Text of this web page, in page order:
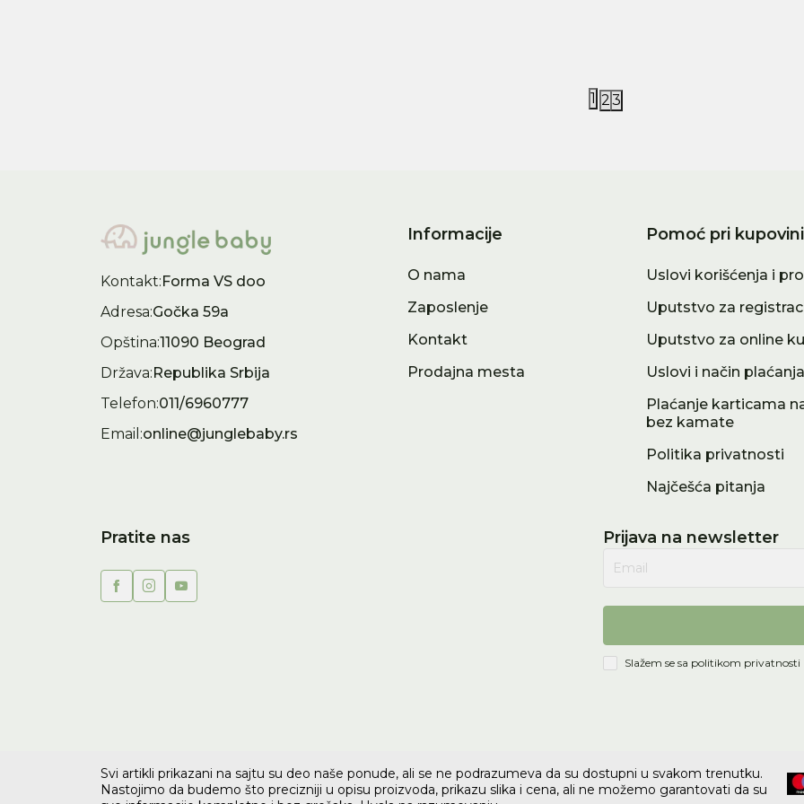
1 23
Kontakt: Forma VS doo
Adresa:Gočka 59a
Opština:11090 Beograd
Država: Republika Srbija
Telefon:011/6960777
Email:online@junglebaby.rs
Informacije
O nama
Zaposlenje
Kontakt
Prodajna mesta
Pomoć pri kupovini
Uslovi korišćenja i
Uputstvo za
Uputstvo za online
Uslovi i način plaćanja
Plaćanje karticama
bez kamate
Politika privatnosti
Najčešća pitanja
Pratite nas Prijava na newsletter
Email
Slažem se sa politikom privatnosti
Svi artikli prikazani na sajtu su deo naše ponude, ali se ne podrazumeva da su dostupni u svakom trenutku.
Nastojimo da budemo što precizniji u opisu proizvoda, prikazu slika i cena, ali ne možemo garantovati da su